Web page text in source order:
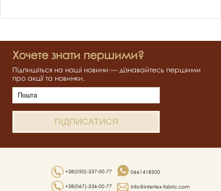
Хочете знати першими?
Підпишіться на наші новини — дізнавайтесь першими
про акції та новинки.
+38(050)-337-00-77
+38(067)-336-00-77
0661418500
info@intertex-fabric.com